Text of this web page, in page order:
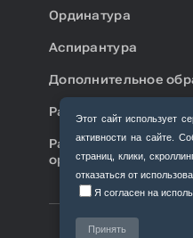
Этот сайт использует
активности на сайте.
страниц, клики,
отказаться от
Я согласен на
Принять
Ординатура
Аспирантура
Дополнительное
Расписание занятий
Расписание занятий
ординаторов